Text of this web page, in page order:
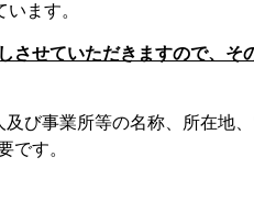
ます。
させていただきますので、そ
び事業所等の名称、所在地
です。